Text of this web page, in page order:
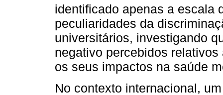
identificado apenas a escala
peculiaridades da
universitários, investigando
negativo percebidos
os seus impactos na saúde
No contexto internacional,